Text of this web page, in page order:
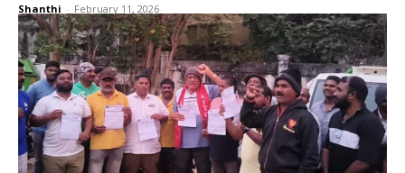
Shanthi - February 11, 2026